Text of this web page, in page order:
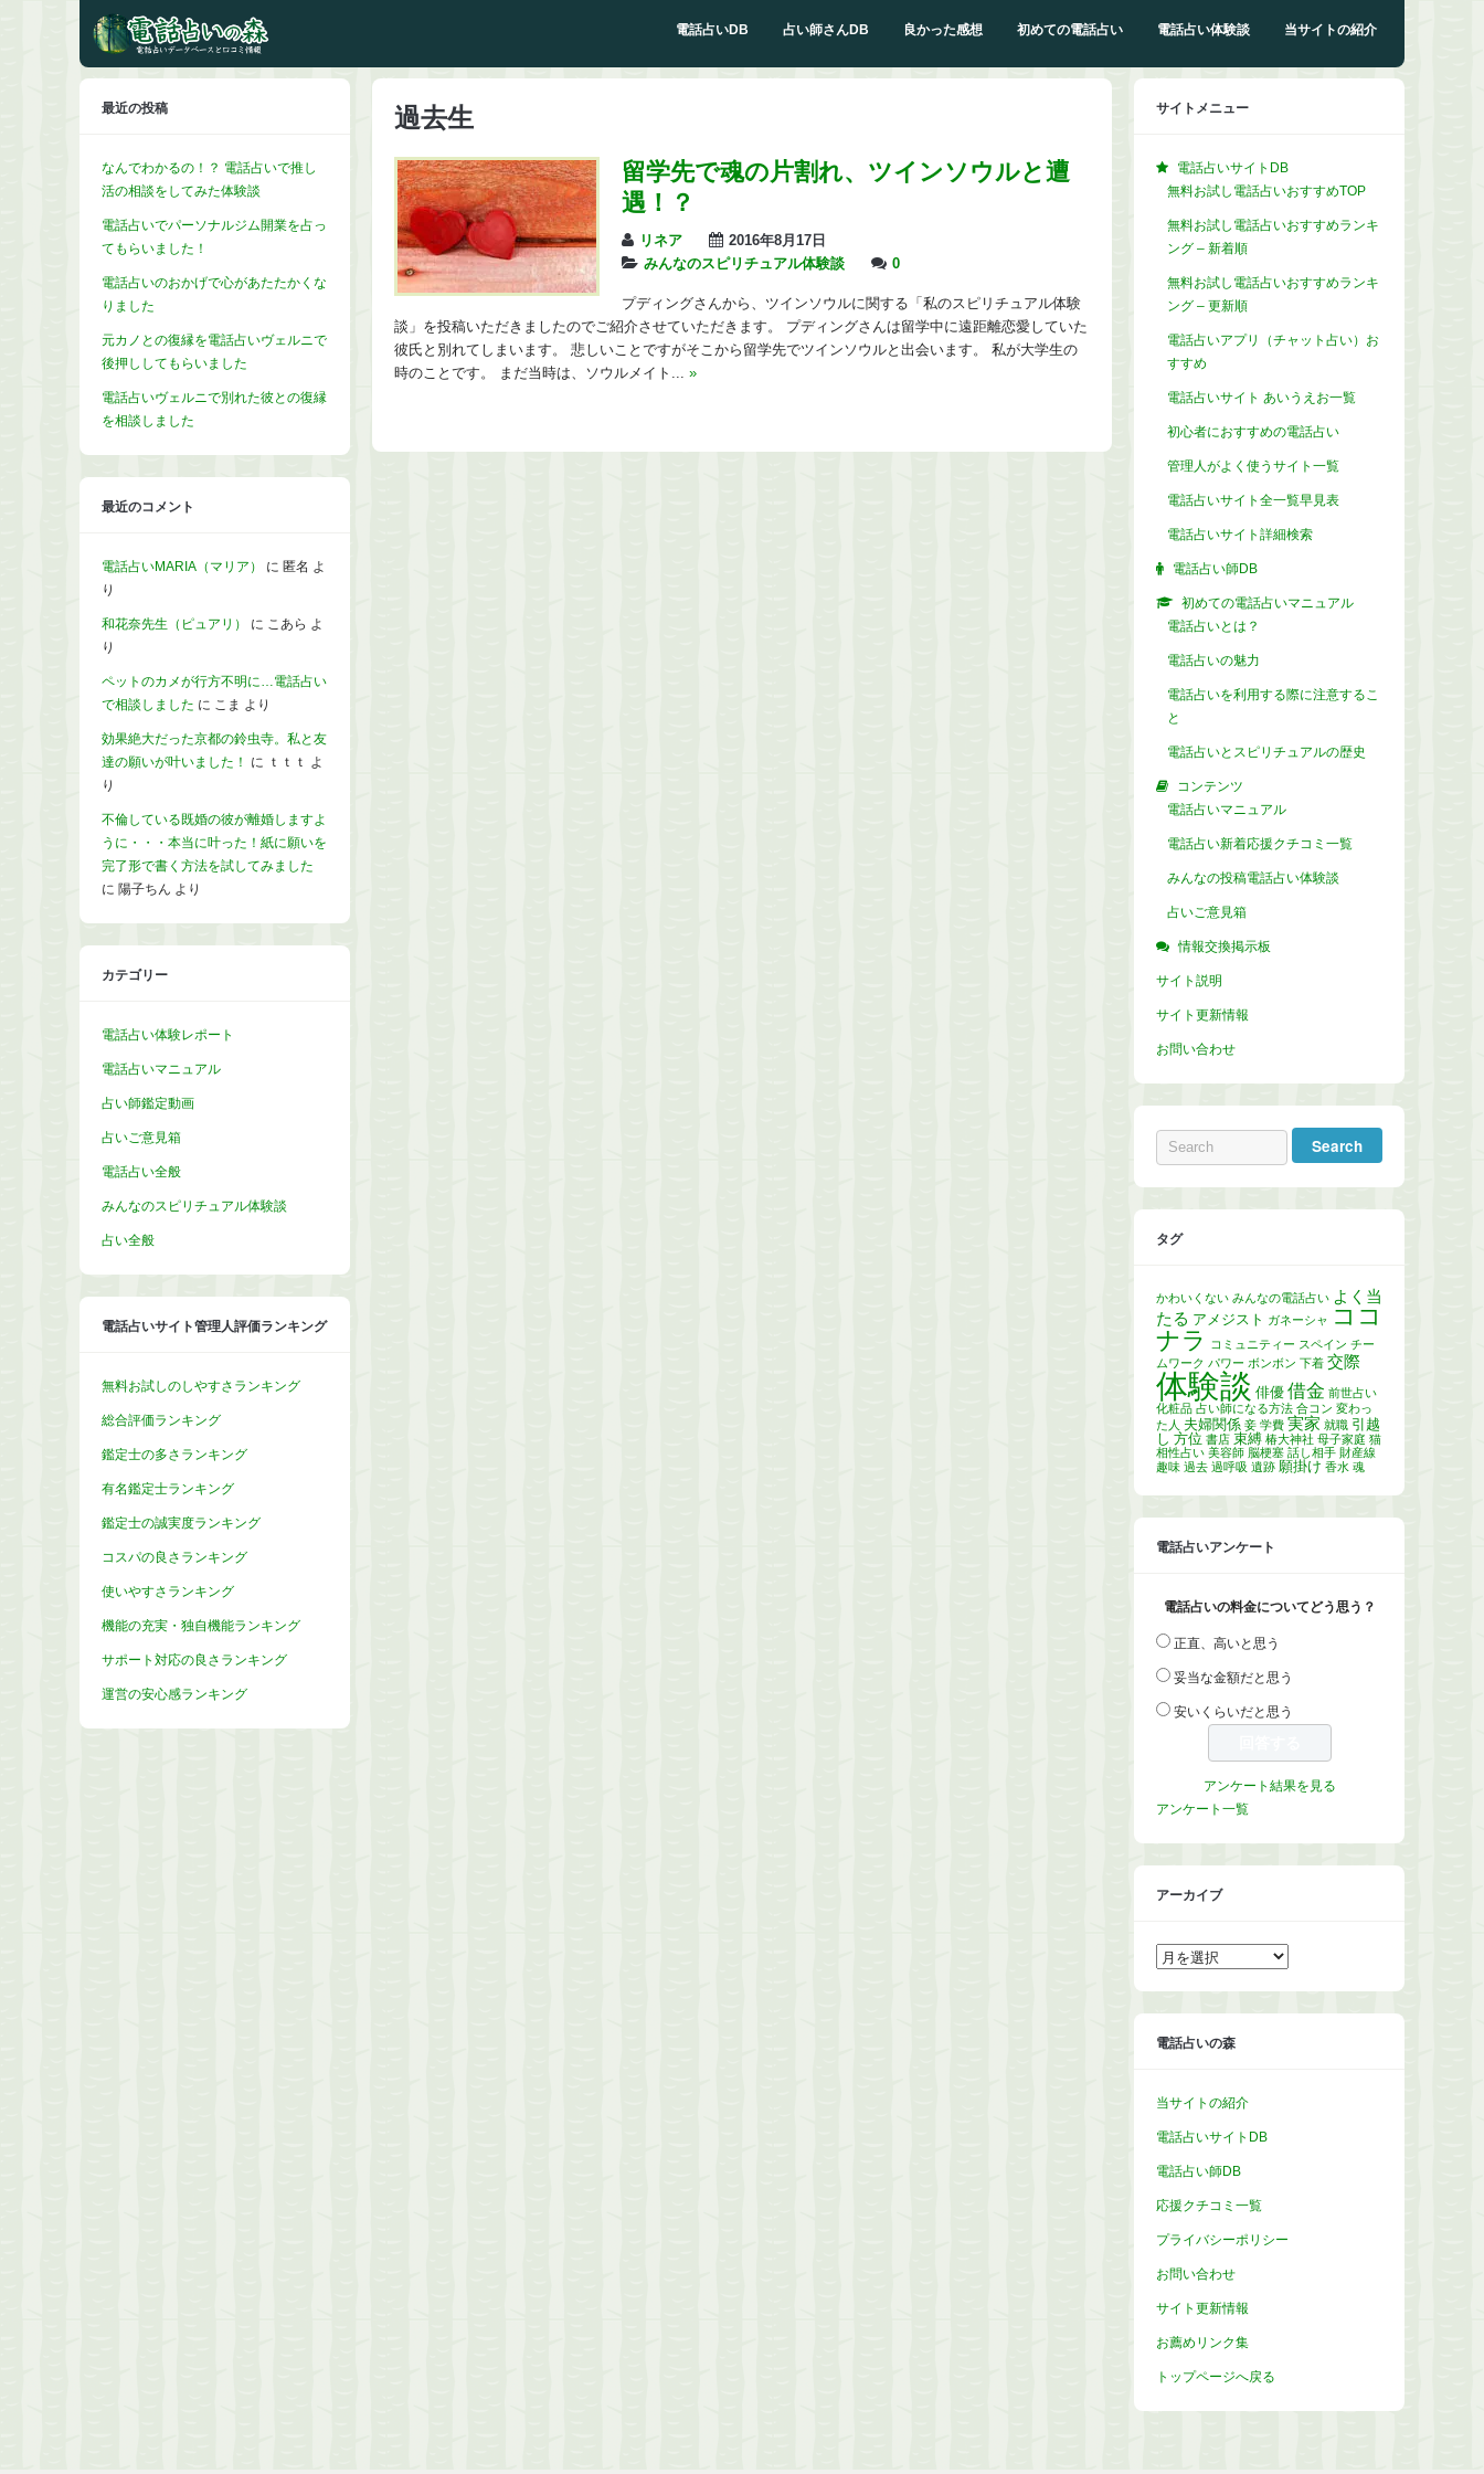
電話占いDB 占い師さんDB 良かった感想 初めての電話占い 電話占い体験談 当サイトの紹介
過去生
留学先で魂の片割れ、ツインソウルと遭
遇！？
リネア
2016年8月17日
みんなのスピリチュアル体験談
0
プディングさんから、ツインソウルに関する「私のスピリチュアル体験
談」を投稿いただきましたのでご紹介させていただきます。 プディングさんは留学中に遠距離恋愛していた
彼氏と別れてしまいます。 悲しいことですがそこから留学先でツインソウルと出会います。 私が大学生の
時のことです。 まだ当時は、ソウルメイト... »
最近の投稿
なんでわかるの！？ 電話占いで推し
活の相談をしてみた体験談
電話占いでパーソナルジム開業を占っ
てもらいました！
電話占いのおかげで心があたたかくな
りました
元カノとの復縁を電話占いヴェルニで
後押ししてもらいました
電話占いヴェルニで別れた彼との復縁
を相談しました
最近のコメント
電話占いMARIA（マリア） に 匿名 よ
り
和花奈先生（ピュアリ） に こあら よ
り
ペットのカメが行方不明に…電話占い
で相談しました に こま より
効果絶大だった京都の鈴虫寺。私と友
達の願いが叶いました！
に ｔｔｔ よ
り
不倫している既婚の彼が離婚しますよ
うに・・・本当に叶った！紙に願いを
完了形で書く方法を試してみました
に 陽子ちん より
カテゴリー
電話占い体験レポート
電話占いマニュアル
占い師鑑定動画
占いご意見箱
電話占い全般
みんなのスピリチュアル体験談
占い全般
電話占いサイト管理人評価ランキング
無料お試しのしやすさランキング
総合評価ランキング
鑑定士の多さランキング
有名鑑定士ランキング
鑑定士の誠実度ランキング
コスパの良さランキング
使いやすさランキング
機能の充実・独自機能ランキング
サポート対応の良さランキング
運営の安心感ランキング
サイトメニュー
電話占いサイトDB
無料お試し電話占いおすすめTOP
無料お試し電話占いおすすめランキ
ング – 新着順
無料お試し電話占いおすすめランキ
ング – 更新順
電話占いアプリ（チャット占い）お
すすめ
電話占いサイト あいうえお一覧
初心者におすすめの電話占い
管理人がよく使うサイト一覧
電話占いサイト全一覧早見表
電話占いサイト詳細検索
電話占い師DB
初めての電話占いマニュアル
電話占いとは？
電話占いの魅力
電話占いを利用する際に注意するこ
と
電話占いとスピリチュアルの歴史
コンテンツ
電話占いマニュアル
電話占い新着応援クチコミ一覧
みんなの投稿電話占い体験談
占いご意見箱
情報交換掲示板
サイト説明
サイト更新情報
お問い合わせ
タグ
かわいくない みんなの電話占い よく当
たる アメジスト ガネーシャ
ココ
ナラ
コミュニティー スペイン チー
ムワーク パワー ボンボン 下着 交際
体験談 俳優 借金 前世占い
化粧品 占い師になる方法 合コン 変わっ
た人 夫婦関係 妾 学費 実家 就職 引越
し 方位 書店 束縛 椿大神社 母子家庭 猫
相性占い 美容師 脳梗塞 話し相手 財産線
趣味 過去 過呼吸 遺跡 願掛け 香水 魂
電話占いアンケート
電話占いの料金についてどう思う？
正直、高いと思う
妥当な金額だと思う
安いくらいだと思う
アンケート結果を見る
アンケート一覧
アーカイブ
ア
ー
イ
電話占いの森
当サイトの紹介
電話占いサイトDB
電話占い師DB
応援クチコミ一覧
プライバシーポリシー
お問い合わせ
サイト更新情報
お薦めリンク集
トップページへ戻る